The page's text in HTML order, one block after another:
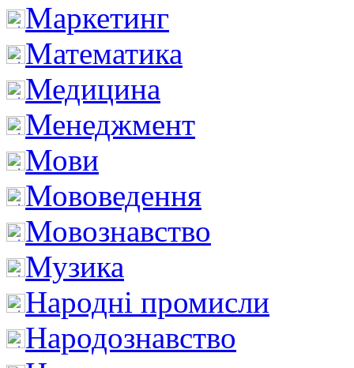
Маркетинг
Математика
Медицина
Менеджмент
Мови
Мововедення
Мовознавство
Музика
Народні промисли
Народознавство